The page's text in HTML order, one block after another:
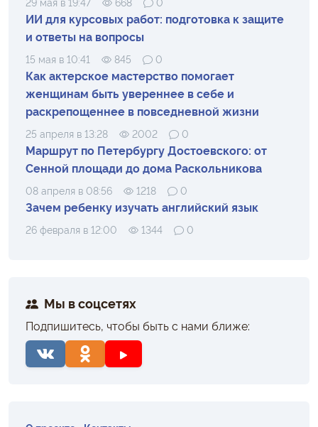
ИИ для курсовых работ: подготовка к защите
и ответы на вопросы
15 мая в 10:41 845 0
Как актерское мастерство помогает
женщинам быть увереннее в себе и
раскрепощеннее в повседневной жизни
25 апреля в 13:28 2002 0
Маршрут по Петербургу Достоевского: от
Сенной площади до дома Раскольникова
08 апреля в 08:56 1218 0
Зачем ребенку изучать английский язык
26 февраля в 12:00 1344 0
Мы в соцсетях
Подпишитесь, чтобы быть с нами ближе: